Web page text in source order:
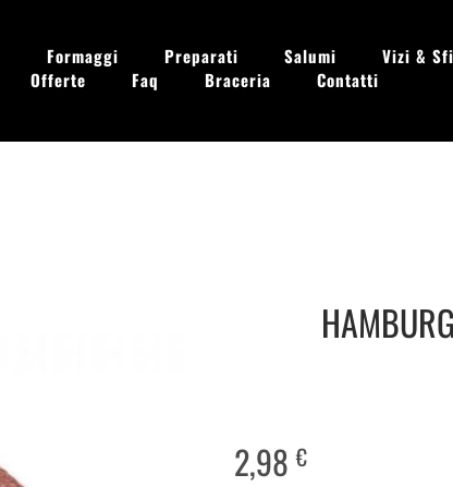
Formaggi Preparati Salumi
Vizi &
Offerte
Faq Braceria Contatti
2,98€